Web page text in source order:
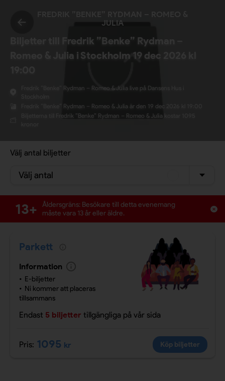
JULIA
Biljetter till Fredrik ”Benke” Rydman –
Romeo & Julia i Stockholm 19 dec 2026 kl
Fredrik ”Benke” Rydman – Romeo & Julia live på Dansens Hus i
Fredrik ”Benke” Rydman – Romeo & Julia är den 19 dec 2026 kl 19:00
Biljetterna till Fredrik ”Benke” Rydman – Romeo & Julia kostar 1095
Välj antal biljetter
Välj antal
13+
Åldersgräns: Besökare till detta evenemang
måste vara 13 år eller äldre.
Parkett
Information
E-biljetter
Ni kommer att placeras
tillsammans
Endast 5 biljetter tillgängliga på vår sida
Pris: 1095 kr Köp biljetter